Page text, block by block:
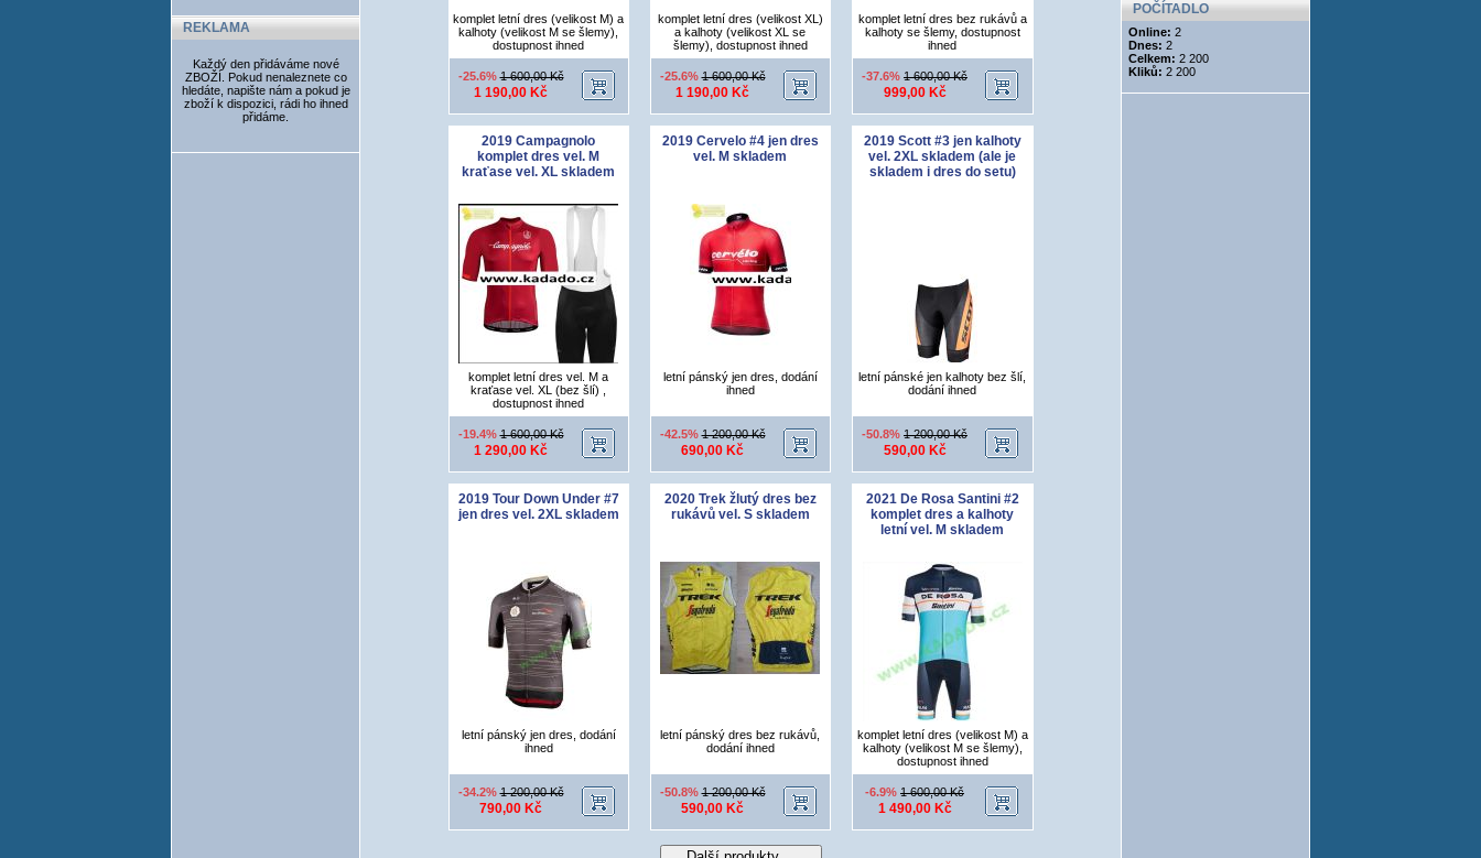
REKLAMA
Každý den přidáváme nové
ZBOŽÍ. Pokud nenaleznete co
hledáte, napište nám a pokud je
zboží k dispozici, rádi ho ihned
přidáme.
komplet letní dres (velikost M) a
kalhoty (velikost M se šlemy),
dostupnost ihned
-25.6%1 600,00 Kč
1 190,00 Kč
komplet letní dres (velikost XL)
a kalhoty (velikost XL se
šlemy), dostupnost ihned
-25.6%1 600,00 Kč
1 190,00 Kč
komplet letní dres bez rukávů a
kalhoty se šlemy, dostupnost
ihned
-37.6% 1 600,00 Kč
999,00 Kč
2019 Campagnolo
komplet dres vel. M
kraťase vel. XL skladem
komplet letní dres vel. M a
kraťase vel. XL (bez šlí) ,
dostupnost ihned
-19.4%1 600,00 Kč
1 290,00 Kč
2019 Cervelo #4 jen dres
vel. M skladem
letní pánský jen dres, dodání
ihned
-42.5%1 200,00 Kč
690,00 Kč
2019 Scott #3 jen kalhoty
vel. 2XL skladem (ale je
skladem i dres do setu)
letní pánské jen kalhoty bez šlí,
dodání ihned
-50.8% 1 200,00 Kč
590,00 Kč
2019 Tour Down Under #7
jen dres vel. 2XL skladem
letní pánský jen dres, dodání
ihned
-34.2%1 200,00 Kč
790,00 Kč
2020 Trek žlutý dres bez
rukávů vel. S skladem
letní pánský dres bez rukávů,
dodání ihned
-50.8%1 200,00 Kč
590,00 Kč
2021 De Rosa Santini #2
komplet dres a kalhoty
letní vel. M skladem
komplet letní dres (velikost M) a
kalhoty (velikost M se šlemy),
dostupnost ihned
-6.9% 1 600,00 Kč
1 490,00 Kč
POČÍTADLO
Online: 2
Dnes: 2
Celkem: 2 200
Kliků: 2 200